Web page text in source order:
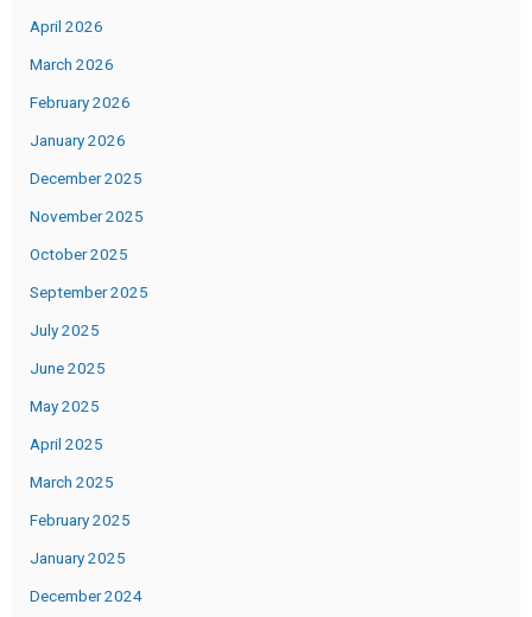
April 2026
March 2026
February 2026
January 2026
December 2025
November 2025
October 2025
September 2025
July 2025
June 2025
May 2025
April 2025
March 2025
February 2025
January 2025
December 2024